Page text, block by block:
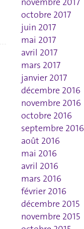
octobre 2017
juin 2017
mai 2017
avril 2017
mars 2017
janvier 2017
décembre 2016
novembre 2016
octobre 2016
septembre 2016
août 2016
mai 2016
avril 2016
mars 2016
février 2016
décembre 2015
novembre 2015